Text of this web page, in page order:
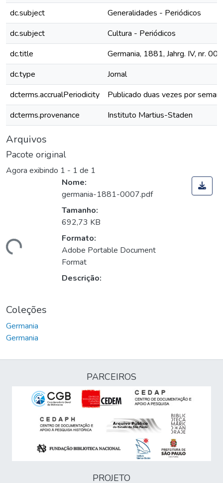
dc.subject
Generalidades - Periódicos
dc.subject
Cultura - Periódicos
dc.title
Germania, 1881, Jahrg. IV, nr. 007
dc.type
Jornal
dcterms.accrualPeriodicity
Publicado duas vezes por
dcterms.provenance
Instituto Martius-Staden
Arquivos
Pacote original
Agora exibindo 1 - 1 de 1
Nome:
germania-1881-0007.pdf
Tamanho:
692,73 KB
Formato:
Adobe Portable Document
Format
Descrição:
Coleções
Germania
Germania
PARCEIROS
PROJETO